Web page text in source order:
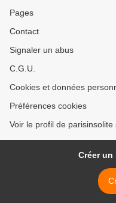
Pages
Contact
Signaler un abus
C.G.U.
Cookies et données
Préférences cookies
Voir le profil de
Créer